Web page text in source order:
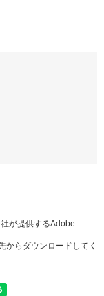
が提供するAdobe
からダウンロードしてく